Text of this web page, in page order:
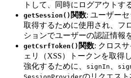
トして、同時にログアウトす
getSession() 関数: ユーザー
取得するために使用され、フ
ションでユーザーの認証情報
getCsrfToken() 関数: クロス
ェリ（XSS）トークンを取得
強化するために、
signIn 、